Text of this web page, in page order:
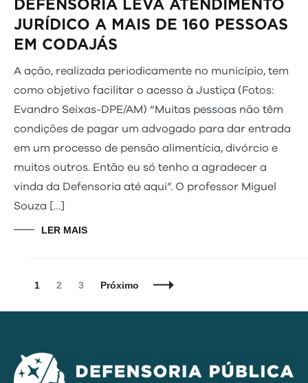
DEFENSORIA LEVA ATENDIMENTO
JURÍDICO A MAIS DE 160 PESSOAS
EM CODAJÁS
A ação, realizada periodicamente no município, tem
como objetivo facilitar o acesso à Justiça (Fotos:
Evandro Seixas-DPE/AM) “Muitas pessoas não têm
condições de pagar um advogado para dar entrada
em um processo de pensão alimentícia, divórcio e
muitos outros. Então eu só tenho a agradecer a
vinda da Defensoria até aqui”. O professor Miguel
Souza […]
LER MAIS
Navegação
Página
1 Página
2 Página
3 Próximo